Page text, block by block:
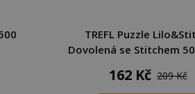
TREFL Puzzle
Dovolená se Stitchem
162 Kč 209 Kč